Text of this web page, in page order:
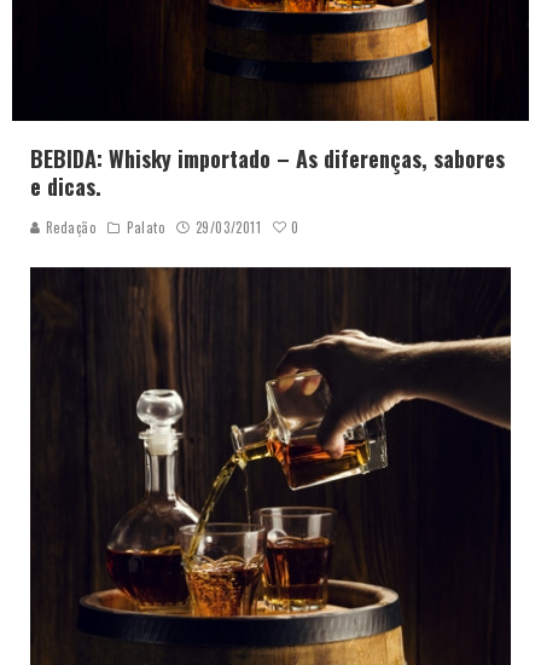
BEBIDA: Whisky importado – As diferenças, sabores
e dicas.
Redação Palato 29/03/2011 0